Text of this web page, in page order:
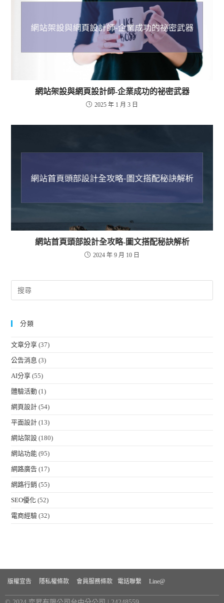
網站架設與網頁設計師-企業成功的祕密武器
2025 年 1 月 3 日
網站首頁頭部設計全攻略-圖文搭配秘訣解析
2024 年 9 月 10 日
分類
文章分享 (37)
公告消息 (3)
AI分享 (55)
體驗活動 (1)
網頁設計 (54)
平面設計 (13)
網站架設 (180)
網站功能 (95)
網路廣告 (17)
網路行銷 (55)
SEO優化 (52)
電商經驗 (32)
版權宣告 隱私權條款 會員服務條款 電話聯繫 Line@